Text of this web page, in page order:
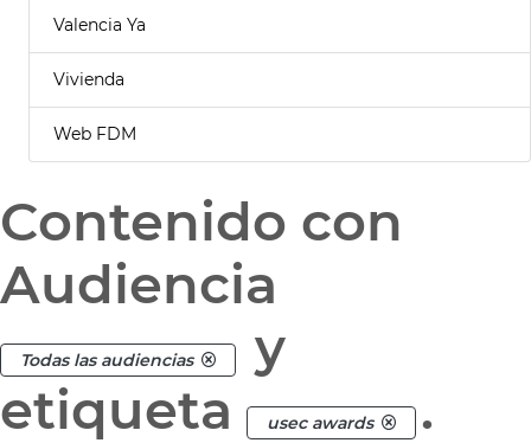
Valencia Ya
Vivienda
Web FDM
Contenido con
Audiencia
Todas las audiencias
y
etiqueta
usec awards .